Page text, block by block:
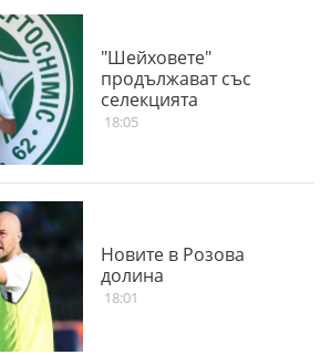
"Шейховете"
продължават със
селекцията
18:05
Новите в Розова
долина
18:01